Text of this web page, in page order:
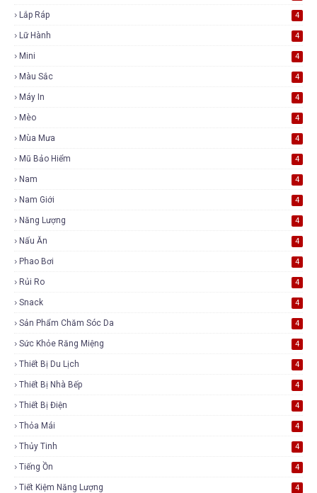
Lắp Ráp 4
Lữ Hành 4
Mini 4
Màu Sắc 4
Máy In 4
Mèo 4
Mùa Mưa 4
Mũ Bảo Hiểm 4
Nam 4
Nam Giới 4
Năng Lượng 4
Nấu Ăn 4
Phao Bơi 4
Rủi Ro 4
Snack 4
Sản Phẩm Chăm Sóc Da 4
Sức Khỏe Răng Miệng 4
Thiết Bị Du Lịch 4
Thiết Bị Nhà Bếp 4
Thiết Bị Điện 4
Thỏa Mái 4
Thủy Tinh 4
Tiếng Ồn 4
Tiết Kiệm Năng Lượng 4